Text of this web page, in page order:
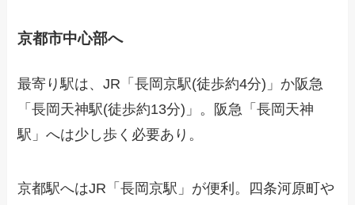
京都市中心部へ
最寄り駅は、JR「長岡京駅(徒歩約4分)」か阪急
「長岡天神駅(徒歩約13分)」。阪急「長岡天神
駅」へは少し歩く必要あり。
京都駅へはJR「長岡京駅」が便利。四条河原町や